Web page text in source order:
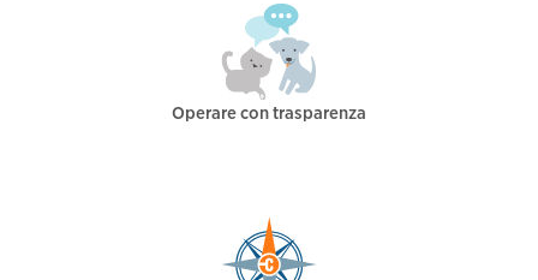
Operare con trasparenza